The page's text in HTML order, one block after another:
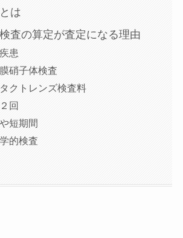
は
査の算定が査定になる理由
患
硝子体検査
クトレンズ検査料
回
短期間
的検査